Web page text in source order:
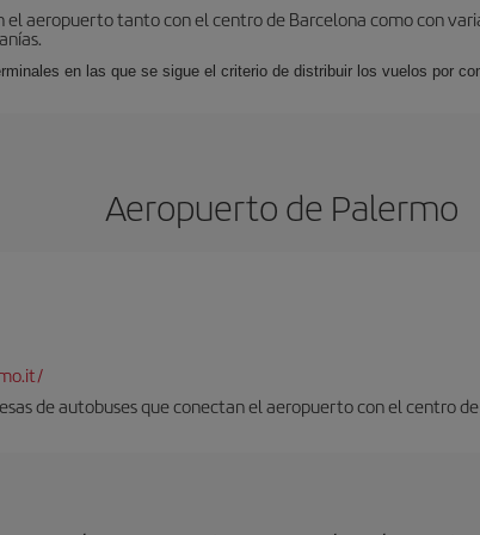
el aeropuerto tanto con el centro de Barcelona como con
en las que se sigue el criterio de distribuir los vuelos por
Aeropuerto de Palermo
de autobuses que conectan el aeropuerto con el centro